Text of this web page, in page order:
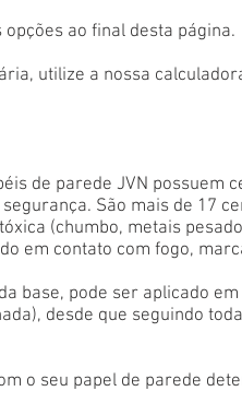
ao final desta página.
utilize a nossa
de parede JVN possuem
São mais de 17
(chumbo, metais
em contato com fogo,
base, pode ser aplicado
desde que seguindo
o seu papel de parede